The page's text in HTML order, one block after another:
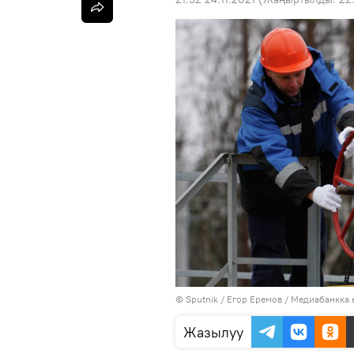
© Sputnik / Егор Еремов / Медиабанкка
Жазылуу